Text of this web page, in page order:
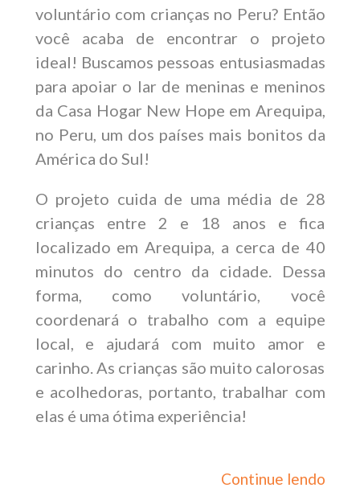
voluntário com crianças no Peru? Então
você acaba de encontrar o projeto
ideal! Buscamos pessoas entusiasmadas
para apoiar o lar de meninas e meninos
da Casa Hogar New Hope em Arequipa,
no Peru, um dos países mais bonitos da
América do Sul!
O projeto cuida de uma média de 28
crianças entre 2 e 18 anos e fica
localizado em Arequipa, a cerca de 40
minutos do centro da cidade. Dessa
forma, como voluntário, você
coordenará o trabalho com a equipe
local, e ajudará com muito amor e
carinho. As crianças são muito calorosas
e acolhedoras, portanto, trabalhar com
elas é uma ótima experiência!
Continue lendo